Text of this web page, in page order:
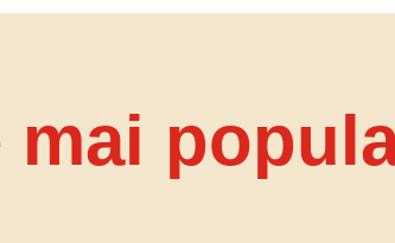
mai